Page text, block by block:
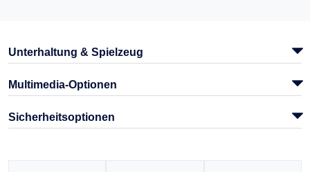
Unterhaltung & Spielzeug
Multimedia-Optionen
Sicherheitsoptionen